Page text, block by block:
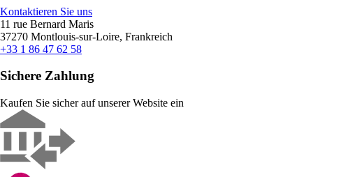
Kontaktieren Sie uns
11 rue Bernard Maris
37270 Montlouis-sur-Loire, Frankreich
+33 1 86 47 62 58
Sichere Zahlung
Kaufen Sie sicher auf unserer Website ein